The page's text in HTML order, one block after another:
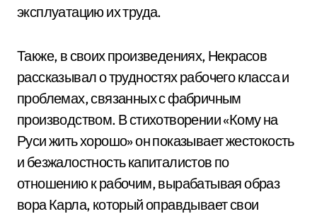
эксплуатацию их труда.
Также, в своих произведениях, Некрасов
рассказывал о трудностях рабочего класса и
проблемах, связанных с фабричным
производством. В стихотворении «Кому на
Руси жить хорошо» он показывает жестокость
и безжалостность капиталистов по
отношению к рабочим, вырабатывая образ
вора Карла, который оправдывает свои